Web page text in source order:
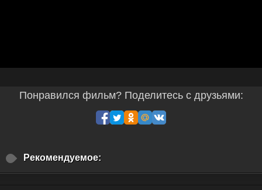
Понравился фильм? Поделитесь с друзьями:
Рекомендуемое: